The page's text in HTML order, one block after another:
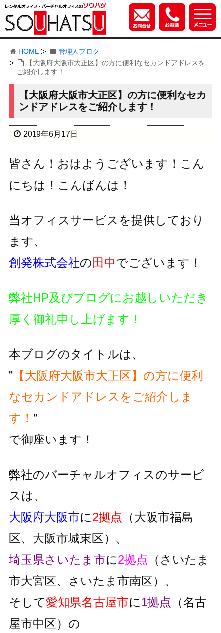
HOME
管理人ブログ
【大阪府大阪市大正区】の方に便利なセカンドアドレスを
ご紹介します！
【大阪府大阪市大正区】の方に便利なセカ
ンドアドレスをご紹介します！
2019年6月17日
皆さん！おはようございます！こん
にちは！こんばんは！
当オフィスサービスを提供しており
ます、
創発株式会社の田中でございます！
弊社HP及びブログにお越しいただき
厚く御礼申し上げます！
本ブログのタイトルは、
”【大阪府大阪市大正区】の方に便利
なセカンドアドレスをご紹介しま
す！ ”
で御座います！
弊社のバーチャルオフィスのサービ
スは、
大阪府大阪市に2拠点 （大阪市福島
区、大阪市城東区）、
埼玉県さいたま市に2拠点 （さいたま
市大宮区、さいたま市南区）、
そして愛知県名古屋市に1拠点 （名古
屋市中区）の